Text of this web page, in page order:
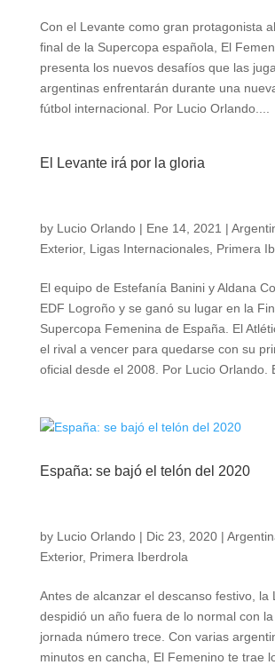
Con el Levante como gran protagonista
final de la Supercopa española, El
presenta los nuevos desafíos que las
argentinas enfrentarán durante una
fútbol internacional. Por Lucio Orlando....
El Levante irá por la gloria
by Lucio Orlando| Ene 14, 2021 |
Exterior, Ligas Internacionales, Primera
El equipo de Estefanía Banini y Aldana
EDF Logroño y se ganó su lugar en la
Supercopa Femenina de España. El
el rival a vencer para quedarse con su
oficial desde el 2008. Por Lucio Orlando.
España: se bajó el telón del 2020
by Lucio Orlando| Dic 23, 2020|
Exterior, Primera Iberdrola
Antes de alcanzar el descanso festivo, la
despidió un año fuera de lo normal con
jornada número trece. Con varias
minutos en cancha, El Femenino te trae